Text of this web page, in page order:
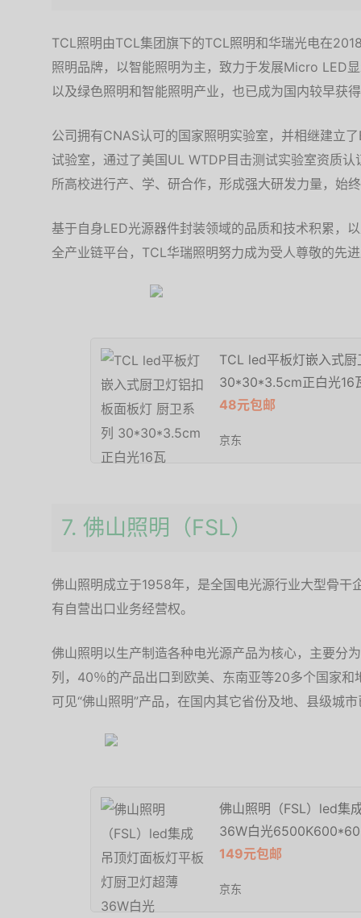
TCL照明由TCL集团旗下的TCL照明和华瑞光电在
照明品牌，以智能照明为主，致力于发展Micro LED
以及绿色照明和智能照明产业，也已成为国内较早获
公司拥有CNAS认可的国家照明实验室，并相继建立
试验室，通过了美国UL WTDP目击测试实验室资质
所高校进行产、学、研合作，形成强大研发力量，始
基于自身LED光源器件封装领域的品质和技术积累，
全产业链平台，TCL华瑞照明努力成为受人尊敬的先
TCL led平板灯嵌入式
30*30*3.5cm正白光16
48元包邮
京东
7. 佛山照明（FSL）
佛山照明成立于1958年，是全国电光源行业大型骨干
有自营出口业务经营权。
佛山照明以生产制造各种电光源产品为核心，主要分
列，40％的产品出口到欧美、东南亚等20多个国家
可见“佛山照明”产品，在国内其它省份及地、县级城
佛山照明（FSL）led集
36W白光
149元包邮
京东